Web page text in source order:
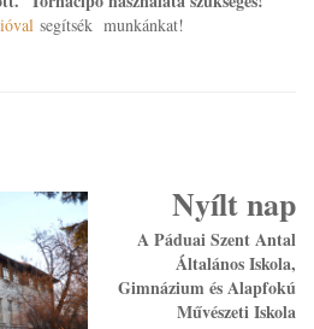
segítsék munkánkat!
Nyílt nap
A Páduai Szent Antal
Általános Iskola,
Gimnázium és Alapfokú
Művészeti Iskola